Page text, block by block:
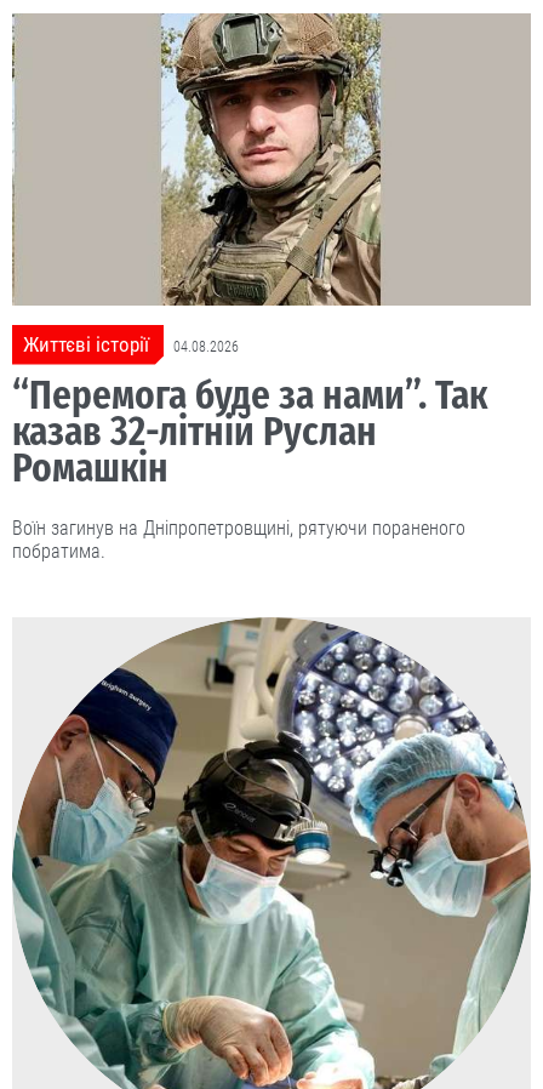
Життєві історії 04.08.2026
“Перемога буде за нами”. Так
казав 32-літній Руслан
Ромашкін
Воїн загинув на Дніпропетровщині, рятуючи пораненого
побратима.